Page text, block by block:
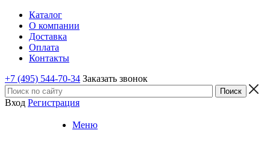
Каталог
О компании
Доставка
Оплата
Контакты
+7 (495) 544-70-34 Заказать звонок
Вход Регистрация
Меню